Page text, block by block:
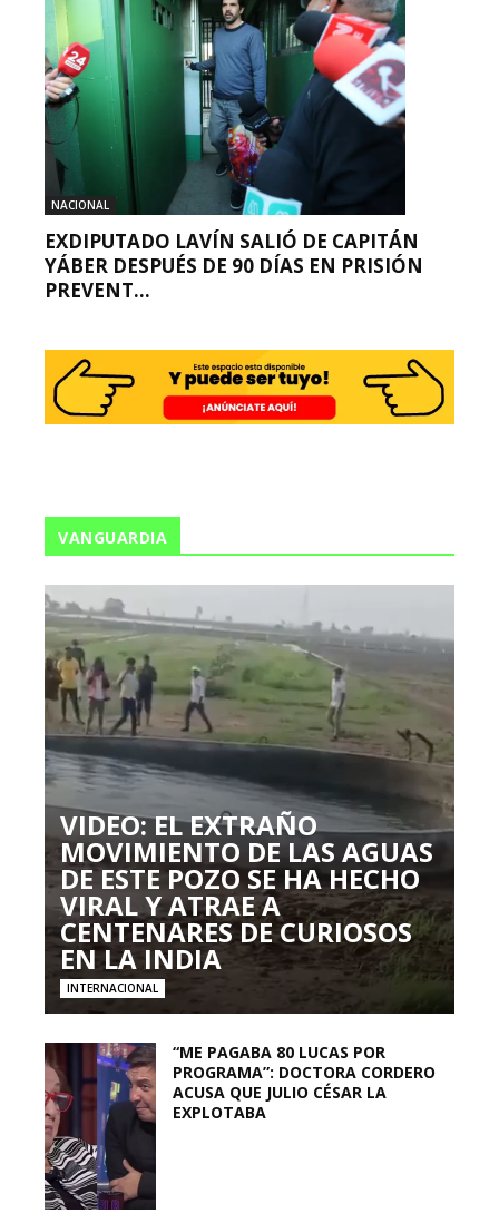
NACIONAL
EXDIPUTADO LAVÍN SALIÓ DE CAPITÁN
YÁBER DESPUÉS DE 90 DÍAS EN PRISIÓN
PREVENT...
VANGUARDIA
VIDEO: EL EXTRAÑO
MOVIMIENTO DE LAS AGUAS
DE ESTE POZO SE HA HECHO
VIRAL Y ATRAE A
CENTENARES DE CURIOSOS
EN LA INDIA
INTERNACIONAL
“ME PAGABA 80 LUCAS POR
PROGRAMA”: DOCTORA CORDERO
ACUSA QUE JULIO CÉSAR LA
EXPLOTABA